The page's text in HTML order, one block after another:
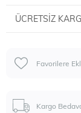
ÜCRETSIZ
Favorilere
Kargo